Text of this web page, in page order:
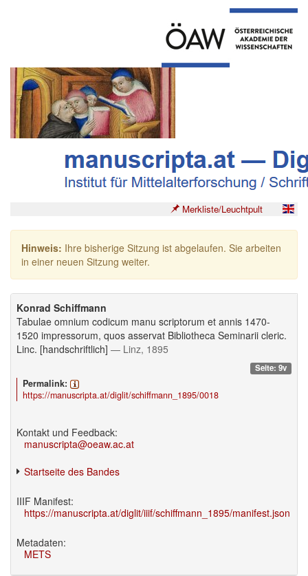
Merkliste/Leuchtpult
Hinweis: Ihre bisherige Sitzung ist abgelaufen. Sie arbeiten
in einer neuen Sitzung weiter.
Konrad Schiffmann
Tabulae omnium codicum manu scriptorum et annis 1470-
1520 impressorum, quos asservat Bibliotheca Seminarii cleric.
Linc. [handschriftlich] — Linz, 1895
Seite: 9v
Permalink:
https://manuscripta.at/diglit/schiffmann_1895/0018
Kontakt und Feedback:
manuscripta@oeaw.ac.at
Startseite des Bandes
IIIF Manifest:
https://manuscripta.at/diglit/iiif/schiffmann_1895/manifest.json
Metadaten:
METS